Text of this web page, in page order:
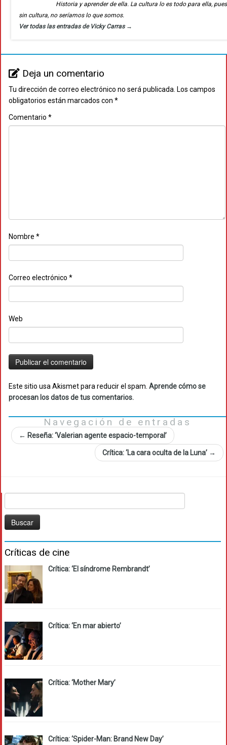
Historia y aprender de ella. La cultura lo es todo para ella, pues
sin cultura, no seríamos lo que somos.
Ver todas las entradas de Vicky Carras →
Deja un comentario
Tu dirección de correo electrónico no será publicada. Los campos
obligatorios están marcados con *
Comentario *
Nombre *
Correo electrónico *
Web
Este sitio usa Akismet para reducir el spam. Aprende cómo se
procesan los datos de tus comentarios.
Navegación de entradas
← Reseña: ‘Valerian agente espacio-temporal’
Crítica: ‘La cara oculta de la Luna’ →
Críticas de cine
Crítica: ‘El síndrome Rembrandt’
Crítica: ‘En mar abierto’
Crítica: ‘Mother Mary’
Crítica: ‘Spider-Man: Brand New Day’